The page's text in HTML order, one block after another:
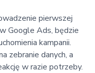
pierwszej
Google Ads, będzie
kampanii.
zebranie danych, a
w razie potrzeby.